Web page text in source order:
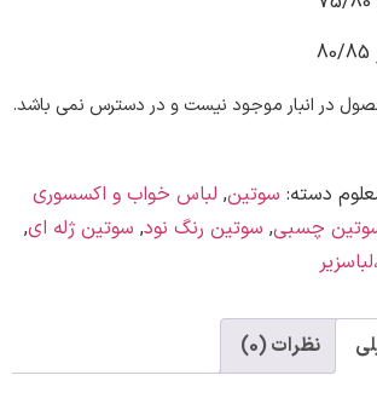
موجود نیست و در دسترس نمی باشد.
سوتین ,لباس خواب و اکسسوری
,سوتین رنگ نود,سوتین ژله ای,
نظرات (0)